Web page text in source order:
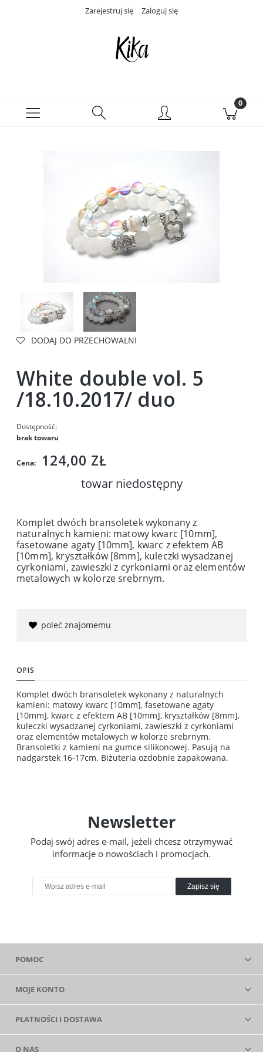
Zarejestruj się Zaloguj się
DODAJ DO PRZECHOWALNI
White double vol. 5
/18.10.2017/ duo
Dostępność:
brak towaru
Cena: 124,00 ZŁ
towar niedostępny
Komplet dwóch bransoletek wykonany z
naturalnych kamieni: matowy kwarc [10mm],
fasetowane agaty [10mm], kwarc z efektem AB
[10mm], kryształków [8mm], kuleczki wysadzanej
cyrkoniami, zawieszki z cyrkoniami oraz elementów
metalowych w kolorze srebrnym.
poleć znajomemu
OPIS
Komplet dwóch bransoletek wykonany z naturalnych
kamieni: matowy kwarc [10mm], fasetowane agaty
[10mm], kwarc z efektem AB [10mm], kryształków [8mm],
kuleczki wysadzanej cyrkoniami, zawieszki z cyrkoniami
oraz elementów metalowych w kolorze srebrnym.
Bransoletki z kamieni na gumce silikonowej. Pasują na
nadgarstek 16-17cm. Biżuteria ozdobnie zapakowana.
Newsletter
Podaj swój adres e-mail, jeżeli chcesz otrzymywać
informacje o nowościach i promocjach.
Zapisz się
POMOC
MOJE KONTO
PŁATNOŚCI I DOSTAWA
O NAS